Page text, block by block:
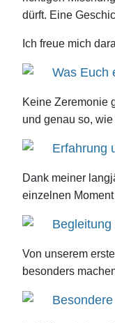
dürft. Eine
Ich freue mich
Was Euch
Keine Zeremonie
und genau so,
Erfahrung
Dank meiner
einzelnen
Begleitung
Von unserem
besonders